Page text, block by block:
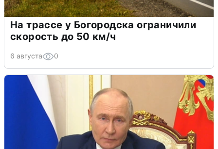
На трассе у Богородска ограничили
скорость до 50 км/ч
6 августа 0